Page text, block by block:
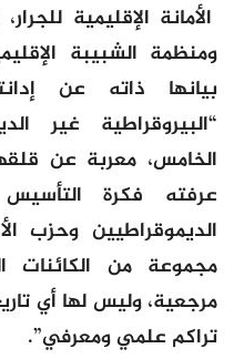
الأمانة الإقليمية
ومنظمة الشبيبة
بيانها ذاته عن
“البيروقراطية غير
الخامس، معربة عن
عرفته فكرة
الديموقراطيين وحزب
مجموعة من الكائنات
مرجعية، وليس لها أي
تراكم علمي ومعرفي”.